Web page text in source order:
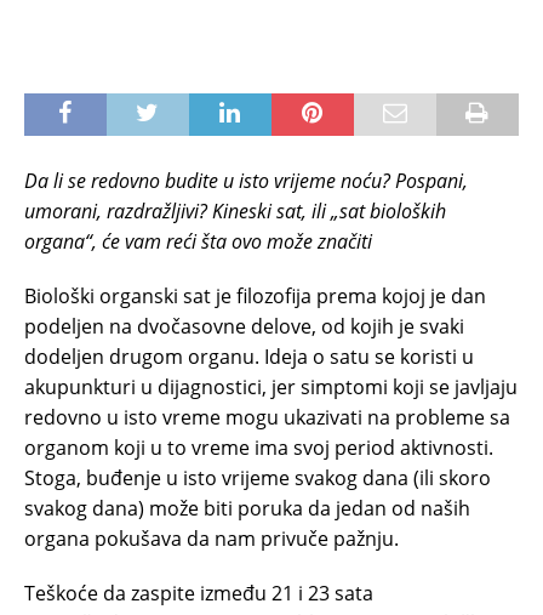
Da li se redovno budite u isto vrijeme noću? Pospani,
umorani, razdražljivi? Kineski sat, ili „sat bioloških
organa“, će vam reći šta ovo može značiti
Biološki organski sat je filozofija prema kojoj je dan
podeljen na dvočasovne delove, od kojih je svaki
dodeljen drugom organu. Ideja o satu se koristi u
akupunkturi u dijagnostici, jer simptomi koji se javljaju
redovno u isto vreme mogu ukazivati na probleme sa
organom koji u to vreme ima svoj period aktivnosti.
Stoga, buđenje u isto vrijeme svakog dana (ili skoro
svakog dana) može biti poruka da jedan od naših
organa pokušava da nam privuče pažnju.
Teškoće da zaspite između 21 i 23 sata